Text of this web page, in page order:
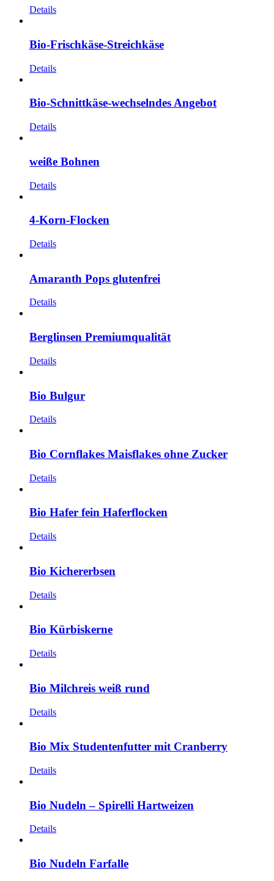
Details
Bio-Frischkäse-Streichkäse
Details
Bio-Schnittkäse-wechselndes Angebot
Details
weiße Bohnen
Details
4-Korn-Flocken
Details
Amaranth Pops glutenfrei
Details
Berglinsen Premiumqualität
Details
Bio Bulgur
Details
Bio Cornflakes Maisflakes ohne Zucker
Details
Bio Hafer fein Haferflocken
Details
Bio Kichererbsen
Details
Bio Kürbiskerne
Details
Bio Milchreis weiß rund
Details
Bio Mix Studentenfutter mit Cranberry
Details
Bio Nudeln – Spirelli Hartweizen
Details
Bio Nudeln Farfalle